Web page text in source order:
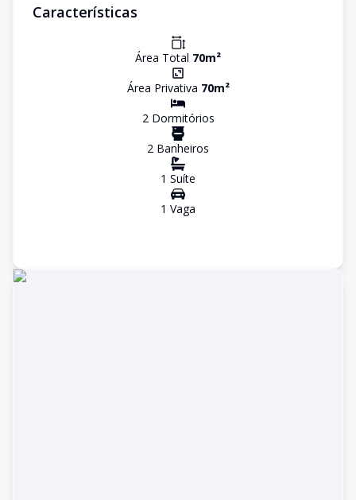
Características
Área Total 70m²
Área Privativa 70m²
2Dormitórios
2 Banheiros
1 Suíte
1 Vaga